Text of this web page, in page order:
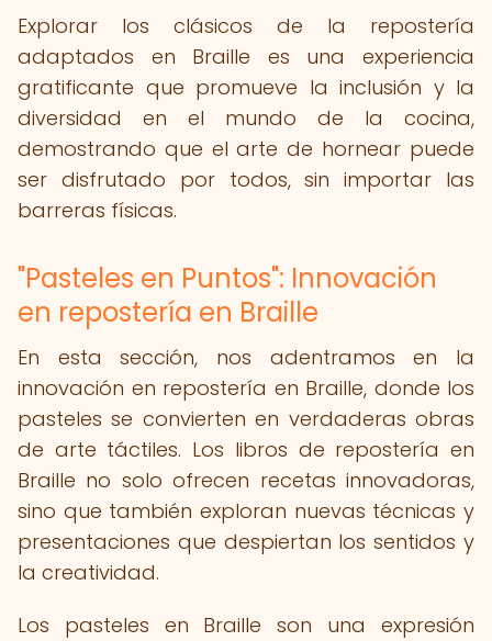
Explorar los clásicos de la repostería
adaptados en Braille es una experiencia
gratificante que promueve la inclusión y la
diversidad en el mundo de la cocina,
demostrando que el arte de hornear puede
ser disfrutado por todos, sin importar las
barreras físicas.
"Pasteles en Puntos": Innovación
en repostería en Braille
En esta sección, nos adentramos en la
innovación en repostería en Braille, donde los
pasteles se convierten en verdaderas obras
de arte táctiles. Los libros de repostería en
Braille no solo ofrecen recetas innovadoras,
sino que también exploran nuevas técnicas y
presentaciones que despiertan los sentidos y
la creatividad.
Los pasteles en Braille son una expresión